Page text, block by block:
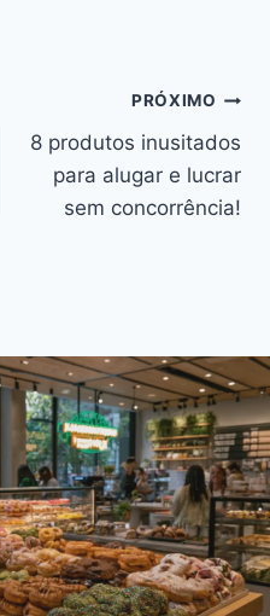
PRÓXIMO
8 produtos inusitados
para alugar e lucrar
sem concorrência!